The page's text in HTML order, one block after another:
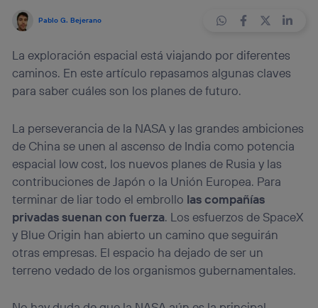
Pablo G. Bejerano
La exploración espacial está viajando por diferentes
caminos. En este artículo repasamos algunas claves
para saber cuáles son los planes de futuro.
La perseverancia de la NASA y las grandes ambiciones
de China se unen al ascenso de India como potencia
espacial low cost, los nuevos planes de Rusia y las
contribuciones de Japón o la Unión Europea. Para
terminar de liar todo el embrollo las compañías
privadas suenan con fuerza. Los esfuerzos de SpaceX
y Blue Origin han abierto un camino que seguirán
otras empresas. El espacio ha dejado de ser un
terreno vedado de los organismos gubernamentales.